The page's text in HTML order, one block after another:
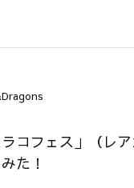
ラコフェス」（レ
た！